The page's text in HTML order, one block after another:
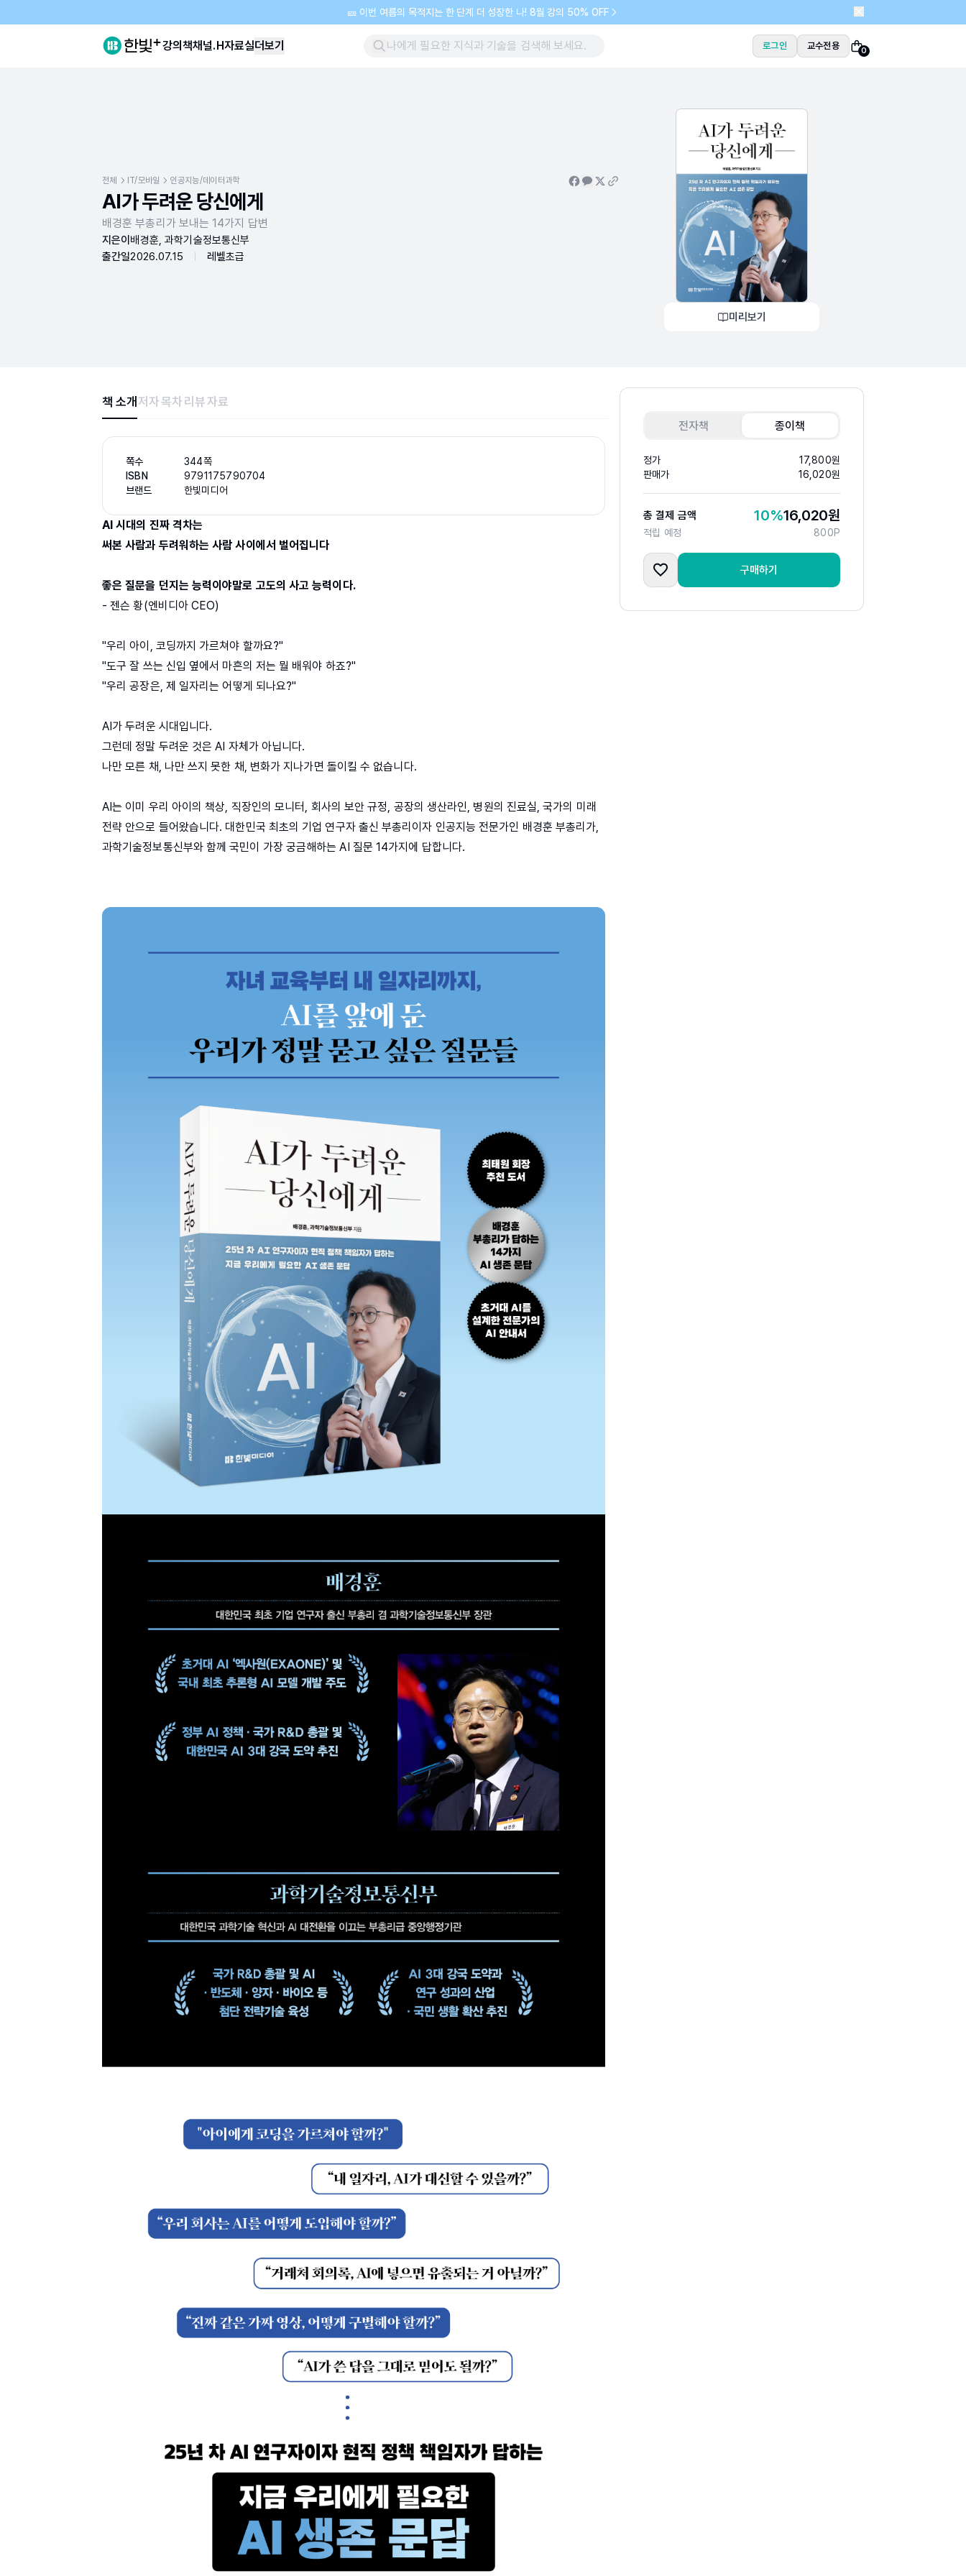
🎫 이번 여름의 목적지는 한 단계 더 성장한 나! 8월 강의 50% OFF
강의책채널.H자료실더보기 로그인 교수전용 0
미리보기
전체 IT/모바일 인공지능/데이터과학
AI가 두려운 당신에게
배경훈 부총리가 보내는 14가지 답변
지은이 배경훈, 과학기술정보통신부
출간일2026.07.15 레벨초급
책 소개 저자목차 리뷰 자료
쪽수
344쪽
ISBN
9791175790704
브랜드
한빛미디어
AI 시대의 진짜 격차는
써본 사람과 두려워하는 사람 사이에서 벌어집니다
좋은 질문을 던지는 능력이야말로 고도의 사고 능력이다.
- 젠슨 황(엔비디아 CEO)
"우리 아이, 코딩까지 가르쳐야 할까요?"
"도구 잘 쓰는 신입 옆에서 마흔의 저는 뭘 배워야 하죠?"
"우리 공장은, 제 일자리는 어떻게 되나요?"
AI가 두려운 시대입니다.
그런데 정말 두려운 것은 AI 자체가 아닙니다.
나만 모른 채, 나만 쓰지 못한 채, 변화가 지나가면 돌이킬 수 없습니다.
AI는 이미 우리 아이의 책상, 직장인의 모니터, 회사의 보안 규정, 공장의 생산라인, 병원의 진료실, 국가의 미래
전략 안으로 들어왔습니다. 대한민국 최초의 기업 연구자 출신 부총리이자 인공지능 전문가인 배경훈 부총리가,
과학기술정보통신부와 함께 국민이 가장 궁금해하는 AI 질문 14가지에 답합니다.
전자책 종이책
정가 17,800원
판매가
16,020원
총 결제 금액 10%16,020원
적립 예정 800P
구매하기